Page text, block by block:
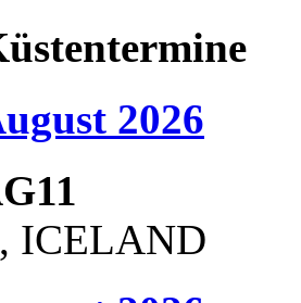
2026
ICELAND